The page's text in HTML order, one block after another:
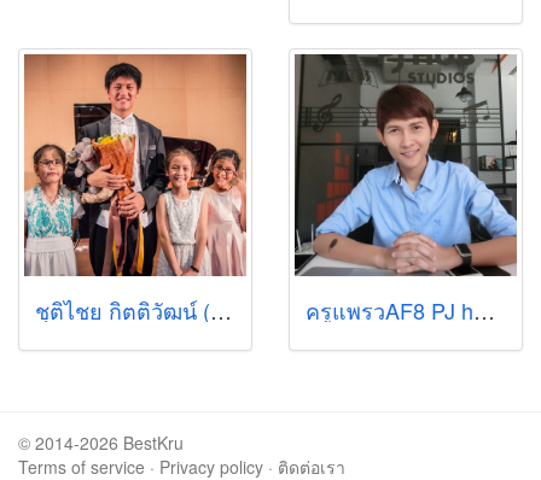
ชุติไชย กิตติวัฒน์ (โซ่) ครูแพรวAF8 PJ hub studios
© 2014-2026 BestKru
Terms of service · Privacy policy · ติดต่อเรา